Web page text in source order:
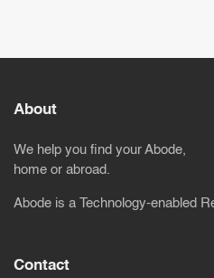
About
We help you find your Abode,
home or abroad.
Abode is a Technology-enabled
Contact